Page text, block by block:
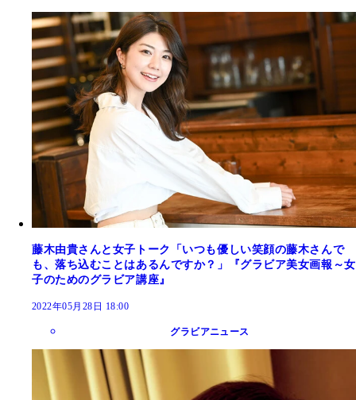
藤木由貴さんと女子トーク「いつも優しい笑顔の藤木さんで
も、落ち込むことはあるんですか？」『グラビア美女画報～女
子のためのグラビア講座』
2022年05月28日 18:00
グラビアニュース